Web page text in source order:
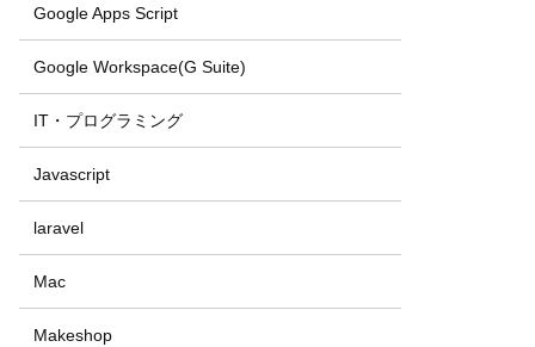
Google Apps Script
Google Workspace(G Suite)
IT・プログラミング
Javascript
laravel
Mac
Makeshop